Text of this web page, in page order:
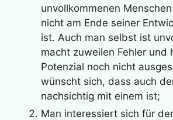
unvollkommenen
nicht am Ende seiner
ist. Auch man selbst ist
macht zuweilen Fehler und
Potenzial noch nicht
wünscht sich, dass auch
nachsichtig mit einem ist;
Man interessiert sich für